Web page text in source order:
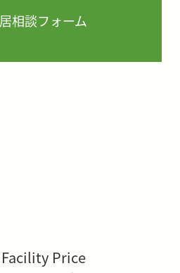
相談フォーム
Facility Price